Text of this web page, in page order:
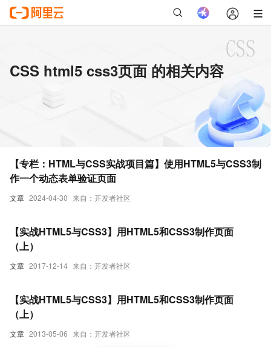
CSS html5 css3页面 的相关内容
文章 2024-04-30 来自：开发者社区
【专栏：HTML与CSS实战项目篇】使用HTML5与CSS3制
作一个动态表单验证页面
文章 2017-12-14 来自：开发者社区
【实战HTML5与CSS3】用HTML5和CSS3制作页面
（上）
文章 2013-05-06 来自：开发者社区
【实战HTML5与CSS3】用HTML5和CSS3制作页面
（上）